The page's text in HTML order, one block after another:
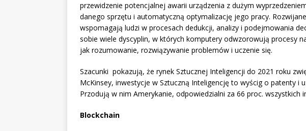
przewidzenie potencjalnej awarii urządzenia z dużym
danego sprzętu i automatyczną optymalizację jego pracy.
wspomagają ludzi w procesach dedukcji, analizy i podejmowania
sobie wiele dyscyplin, w których komputery odwzorowują procesy
jak rozumowanie, rozwiązywanie problemów i uczenie się.
Szacunki pokazują, że rynek Sztucznej Inteligencji do 2021 roku
McKinsey, inwestycje w Sztuczną Inteligencję to wyścig o patenty i
Przodują w nim Amerykanie, odpowiedzialni za 66 proc. wszystkich
Blockchain